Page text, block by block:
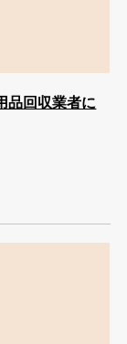
品回収業者に